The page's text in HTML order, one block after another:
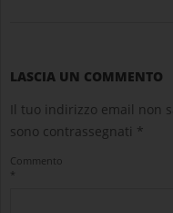
LASCIA UN COMMENTO
Il tuo indirizzo email non
sono contrassegnati *
Commento
*